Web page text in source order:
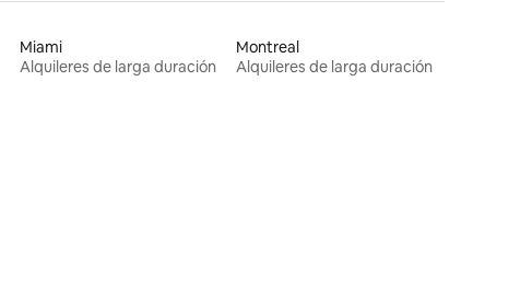
Miami
Alquileres de larga duración
Montreal
Alquileres de larga duración